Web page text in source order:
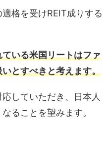
格を受けREIT成りする
いる米国リートはファ
とすべきと考えます。
していただき、日本人
ることを望みます。